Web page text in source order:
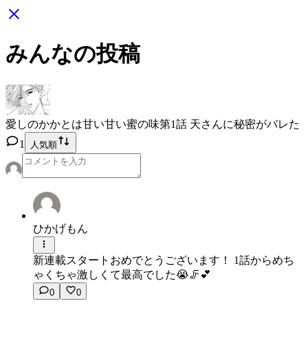
みんなの投稿
愛しのかかとは甘い甘い蜜の味第1話 天さんに秘密がバレた
1
人気順
ひかげもん
新連載スタートおめでとうございます！ 1話からめち
ゃくちゃ激しくて最高でした😭🦵💕
0 0